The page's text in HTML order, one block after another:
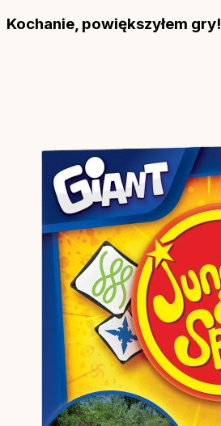
Kochanie, powiększyłem gry!